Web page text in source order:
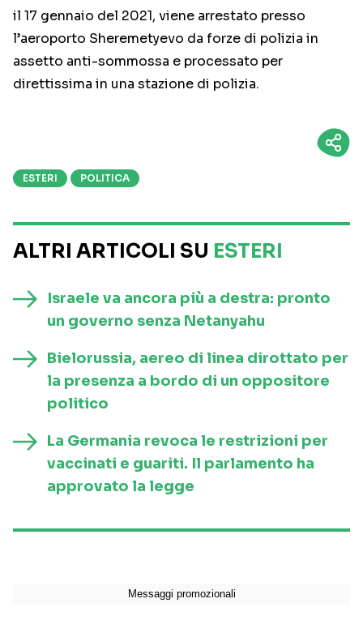
il 17 gennaio del 2021, viene arrestato presso
l’aeroporto Sheremetyevo da forze di polizia in
assetto anti-sommossa e processato per
direttissima in una stazione di polizia.
ESTERI POLITICA
ALTRI ARTICOLI SU ESTERI
Israele va ancora più a destra: pronto
un governo senza Netanyahu
Bielorussia, aereo di linea dirottato per
la presenza a bordo di un oppositore
politico
La Germania revoca le restrizioni per
vaccinati e guariti. Il parlamento ha
approvato la legge